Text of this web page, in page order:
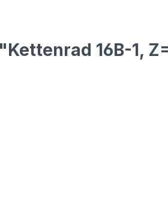
16B-1,